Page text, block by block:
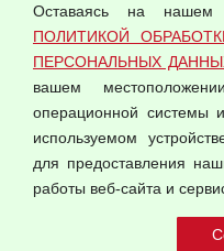
© 2026 ООО "Феникс"
Согласием на
Оферта оптовой купли-
Публичная оферта
Оставаясь на нашем
ПОЛИТИКОЙ
ПЕРСОНАЛЬНЫХ
вашем
операционной системы
используемом
для предоставления
работы веб-сайта и